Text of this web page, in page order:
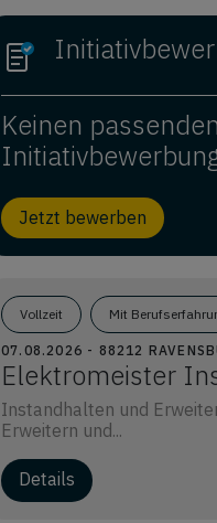
Keinen
Jetzt bewerben
Vollzeit Mit
07.08.2026 - 88212
Elektromeister
Instandhalten und
Erweitern und...
Details